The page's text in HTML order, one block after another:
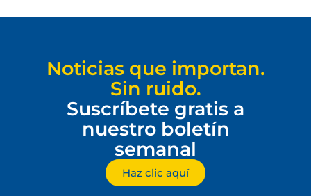
Noticias que importan.
Sin ruido.
Suscríbete gratis a
nuestro boletín
semanal
Haz clic aquí